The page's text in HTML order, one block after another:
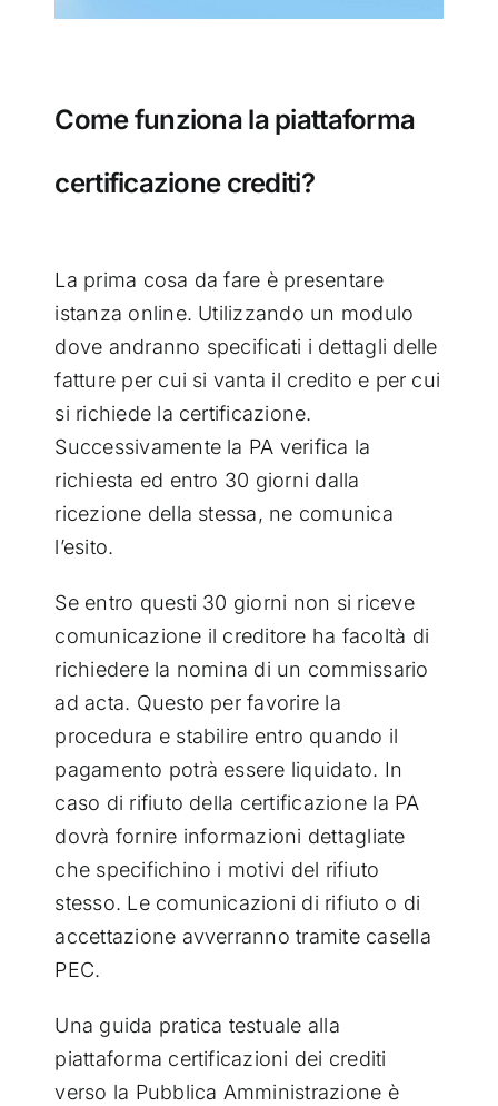
Come funziona la piattaforma
certificazione crediti?
La prima cosa da fare è presentare
istanza online. Utilizzando un modulo
dove andranno specificati i dettagli delle
fatture per cui si vanta il credito e per cui
si richiede la certificazione.
Successivamente la PA verifica la
richiesta ed entro 30 giorni dalla
ricezione della stessa, ne comunica
l’esito.
Se entro questi 30 giorni non si riceve
comunicazione il creditore ha facoltà di
richiedere la nomina di un commissario
ad acta. Questo per favorire la
procedura e stabilire entro quando il
pagamento potrà essere liquidato. In
caso di rifiuto della certificazione la PA
dovrà fornire informazioni dettagliate
che specifichino i motivi del rifiuto
stesso. Le comunicazioni di rifiuto o di
accettazione avverranno tramite casella
PEC.
Una guida pratica testuale alla
piattaforma certificazioni dei crediti
verso la Pubblica Amministrazione è